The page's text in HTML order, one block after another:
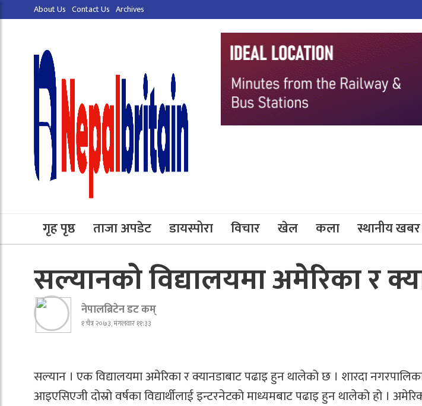
About Us Contact Us Archives
गृह पृष्ठ ताजा अपडेट डायस्पोरा विचार खेल कला स्थानीय खबर
सल्यानको विद्यालयमा अमेरिका र
नेपालब्रिटेन डट कम्
१ चैत्र २०७३, मंगलवार ११:३३
सल्यान । एक विद्यालयमा अमेरिका र क्यानडाबाट पढाइ हुन थालेको छ । शारदा
आइएसिएजी दोस्रो वर्षका विद्यार्थीलाई इन्टरनेटको माध्यमबाट पढाइ हुन थालेको हो ।